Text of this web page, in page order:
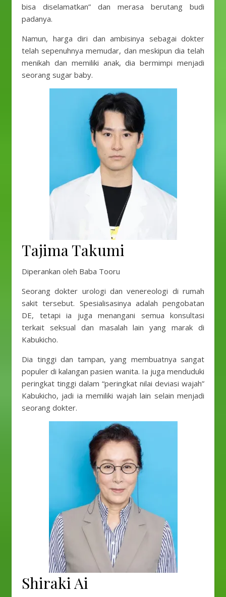
bisa diselamatkan” dan merasa berutang budi
padanya.
Namun, harga diri dan ambisinya sebagai dokter
telah sepenuhnya memudar, dan meskipun dia telah
menikah dan memiliki anak, dia bermimpi menjadi
seorang sugar baby.
Tajima Takumi
Diperankan oleh Baba Tooru
Seorang dokter urologi dan venereologi di rumah
sakit tersebut. Spesialisasinya adalah pengobatan
DE, tetapi ia juga menangani semua konsultasi
terkait seksual dan masalah lain yang marak di
Kabukicho.
Dia tinggi dan tampan, yang membuatnya sangat
populer di kalangan pasien wanita. Ia juga menduduki
peringkat tinggi dalam “peringkat nilai deviasi wajah”
Kabukicho, jadi ia memiliki wajah lain selain menjadi
seorang dokter.
Shiraki Ai